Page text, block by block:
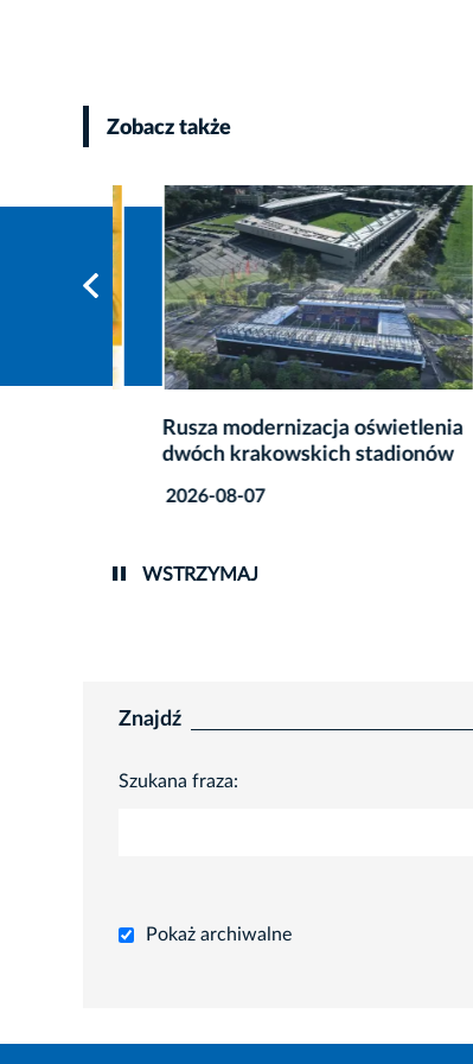
Zobacz także
Rusza modernizacja oświetlenia
dwóch krakowskich stadionów
2026-08-07
WSTRZYMAJ
Znajdź
Szukana fraza:
Pokaż archiwalne